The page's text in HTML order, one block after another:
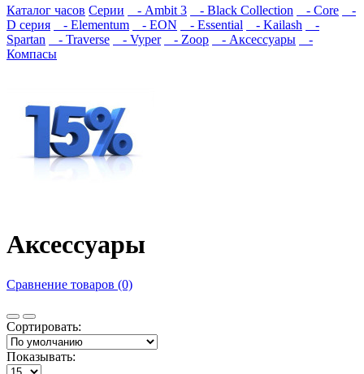
Каталог часов Серии - Ambit 3 - Black Collection - Core
-
D серия
- Elementum - EON - Essential - Kailash
-
Spartan
- Traverse - Vyper - Zoop - Аксессуары
-
Компасы
Аксессуары
Сравнение товаров (0)
Сортировать:
Показывать: